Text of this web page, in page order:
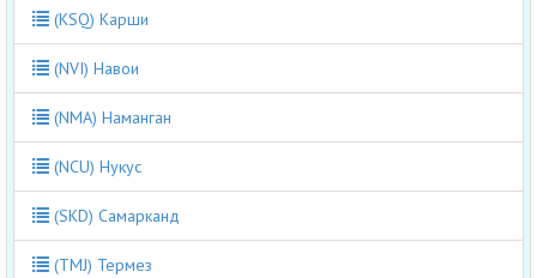
(KSQ) Карши
(NVI) Навои
(NMA) Наманган
(NCU) Нукус
(SKD) Самарканд
(TMJ) Термез